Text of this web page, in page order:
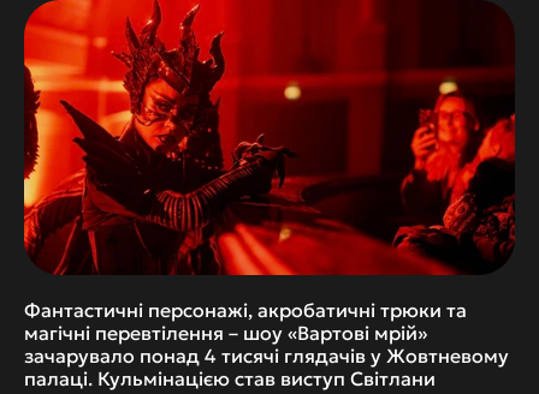
Фантастичні персонажі, акробатичні трюки та
магічні перевтілення – шоу «Вартові мрій»
зачарувало понад 4 тисячі глядачів у Жовтневому
палаці. Кульмінацією став виступ Світлани